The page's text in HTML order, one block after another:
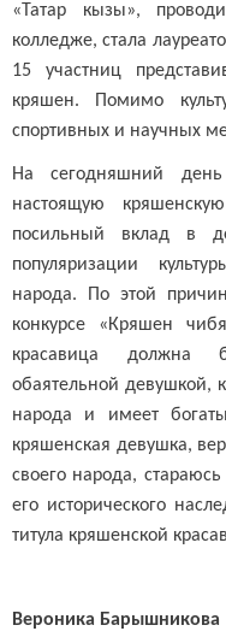
«Татар кызы»,
колледже, стала
15 участниц
кряшен. Помимо
спортивных и научных
На сегодняшний
настоящую
посильный вклад в
популяризации
народа. По этой
конкурсе «Кряшен
красавица должна
обаятельной девушкой,
народа и имеет
кряшенская девушка,
своего народа,
его исторического
титула кряшенской
Вероника Барышникова